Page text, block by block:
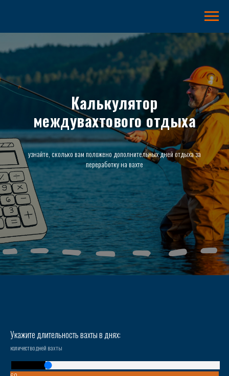
Калькулятор
междувахтового отдыха
узнайте, сколько вам положено дополнительных дней отдыха за
переработку на вахте
Укажите длительность вахты в днях:
количество дней вахты